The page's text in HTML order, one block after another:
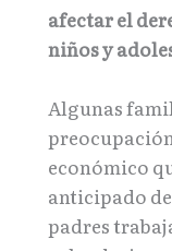
afectar el
niños y
Algunas
económico
anticipado
padres